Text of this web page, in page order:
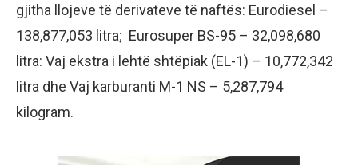
gjitha llojeve të derivateve të naftës: Eurodiesel –
138,877,053 litra; Eurosuper BS-95 – 32,098,680
litra: Vaj ekstra i lehtë shtëpiak (EL-1) – 10,772,342
litra dhe Vaj karburanti M-1 NS – 5,287,794
kilogram.